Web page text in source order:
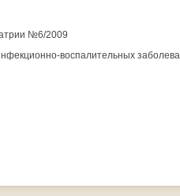
№6/2009
воспалительных